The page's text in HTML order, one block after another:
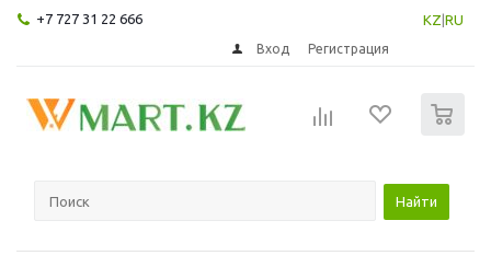
+7 727 31 22 666 KZ RU
Вход Регистрация
Найти